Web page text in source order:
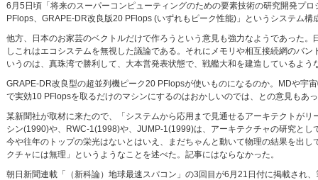
6月5日頃「将来のスーパーコンピューティングのための要素技術の研究開発プ
PFlops、GRAPE-DR改良版20 PFlops (いずれもピーク性能)」というシステム
他方、日本のお家芸のベクトルだけで作ろうという意見も強力なようであった
しこれはエコシステムを無視した議論である。それにメモリや相互接続網のバ
いうのは、真珠湾で勝利して、大本営発表状態で、戦艦大和を建造しているよう
GRAPE-DR改良型の超並列機ピーク20 PFlopsが使いものになるのか。MDや宇
で実効10 PFlopsを取るだけのマシンにするのはおかしいのでは、との意見もあ
某新聞社が取材に来たので、「システムから応用まで見通せるアーキテクトが
シン(1990)や、RWC-1(1998)や、JUMP-1(1999)は、アーキテクチャの研究と
今や往年のトップの栄光はないとはいえ、まだちゃんと動いて物理の結果を出
クチャには無理」というようなことを述べた。記事にはならなかった。
朝日新聞連載「（新科論）地球最速スパコン」の3回目が6月21日付に掲載され